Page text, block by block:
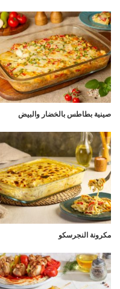
صينية بطاطس بالخضار والبيض
مكرونة النجرسكو